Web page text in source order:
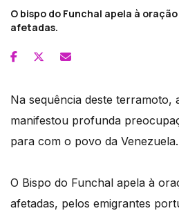
O bispo do Funchal apela à
afetadas.
Na sequência deste terramoto,
manifestou profunda
para com o povo da Venezuela.
O Bispo do Funchal apela à
afetadas, pelos emigrantes